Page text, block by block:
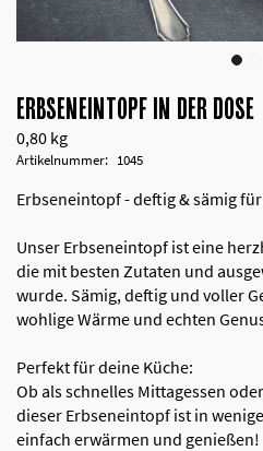
ERBSENEINTOPF IN DER DOSE
0,80 kg
Artikelnummer 1045
Erbseneintopf - deftig & sämig
Unser Erbseneintopf ist eine
die mit besten Zutaten und
wurde. Sämig, deftig und voller
wohlige Wärme und echten
Perfekt für deine Küche:
Ob als schnelles Mittagessen
dieser Erbseneintopf ist in
einfach erwärmen und genießen!